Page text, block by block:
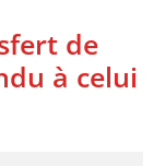
de
à celui